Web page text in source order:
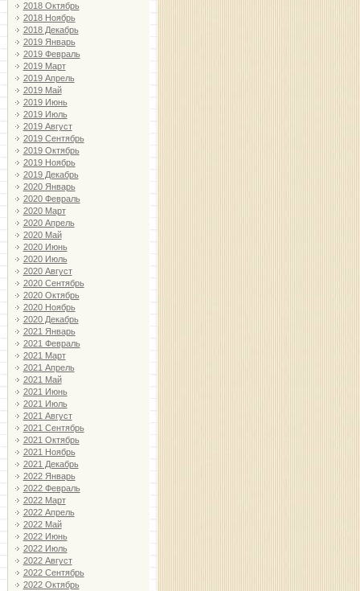
2018 Октябрь
2018 Ноябрь
2018 Декабрь
2019 Январь
2019 Февраль
2019 Март
2019 Апрель
2019 Май
2019 Июнь
2019 Июль
2019 Август
2019 Сентябрь
2019 Октябрь
2019 Ноябрь
2019 Декабрь
2020 Январь
2020 Февраль
2020 Март
2020 Апрель
2020 Май
2020 Июнь
2020 Июль
2020 Август
2020 Сентябрь
2020 Октябрь
2020 Ноябрь
2020 Декабрь
2021 Январь
2021 Февраль
2021 Март
2021 Апрель
2021 Май
2021 Июнь
2021 Июль
2021 Август
2021 Сентябрь
2021 Октябрь
2021 Ноябрь
2021 Декабрь
2022 Январь
2022 Февраль
2022 Март
2022 Апрель
2022 Май
2022 Июнь
2022 Июль
2022 Август
2022 Сентябрь
2022 Октябрь